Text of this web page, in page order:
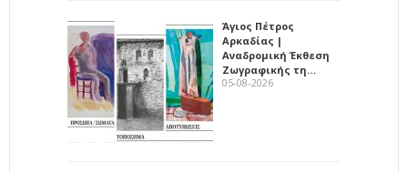
Άγιος Πέτρος
Αρκαδίας |
Αναδρομική Έκθεση
Ζωγραφικής τη…
05-08-2026